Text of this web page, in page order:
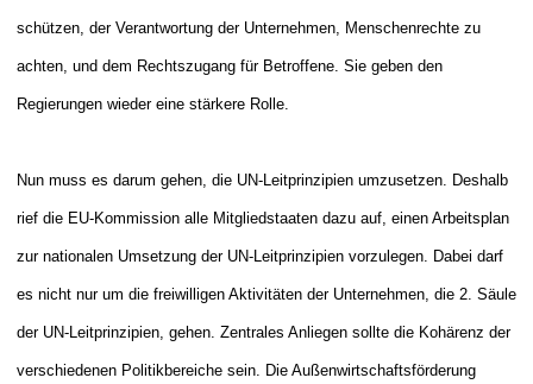
schützen, der Verantwortung der Unternehmen, Menschenrechte zu
achten, und dem Rechtszugang für Betroffene. Sie geben den
Regierungen wieder eine stärkere Rolle.
Nun muss es darum gehen, die UN-Leitprinzipien umzusetzen. Deshalb
rief die EU-Kommission alle Mitgliedstaaten dazu auf, einen Arbeitsplan
zur nationalen Umsetzung der UN-Leitprinzipien vorzulegen. Dabei darf
es nicht nur um die freiwilligen Aktivitäten der Unternehmen, die 2. Säule
der UN-Leitprinzipien, gehen. Zentrales Anliegen sollte die Kohärenz der
verschiedenen Politikbereiche sein. Die Außenwirtschaftsförderung